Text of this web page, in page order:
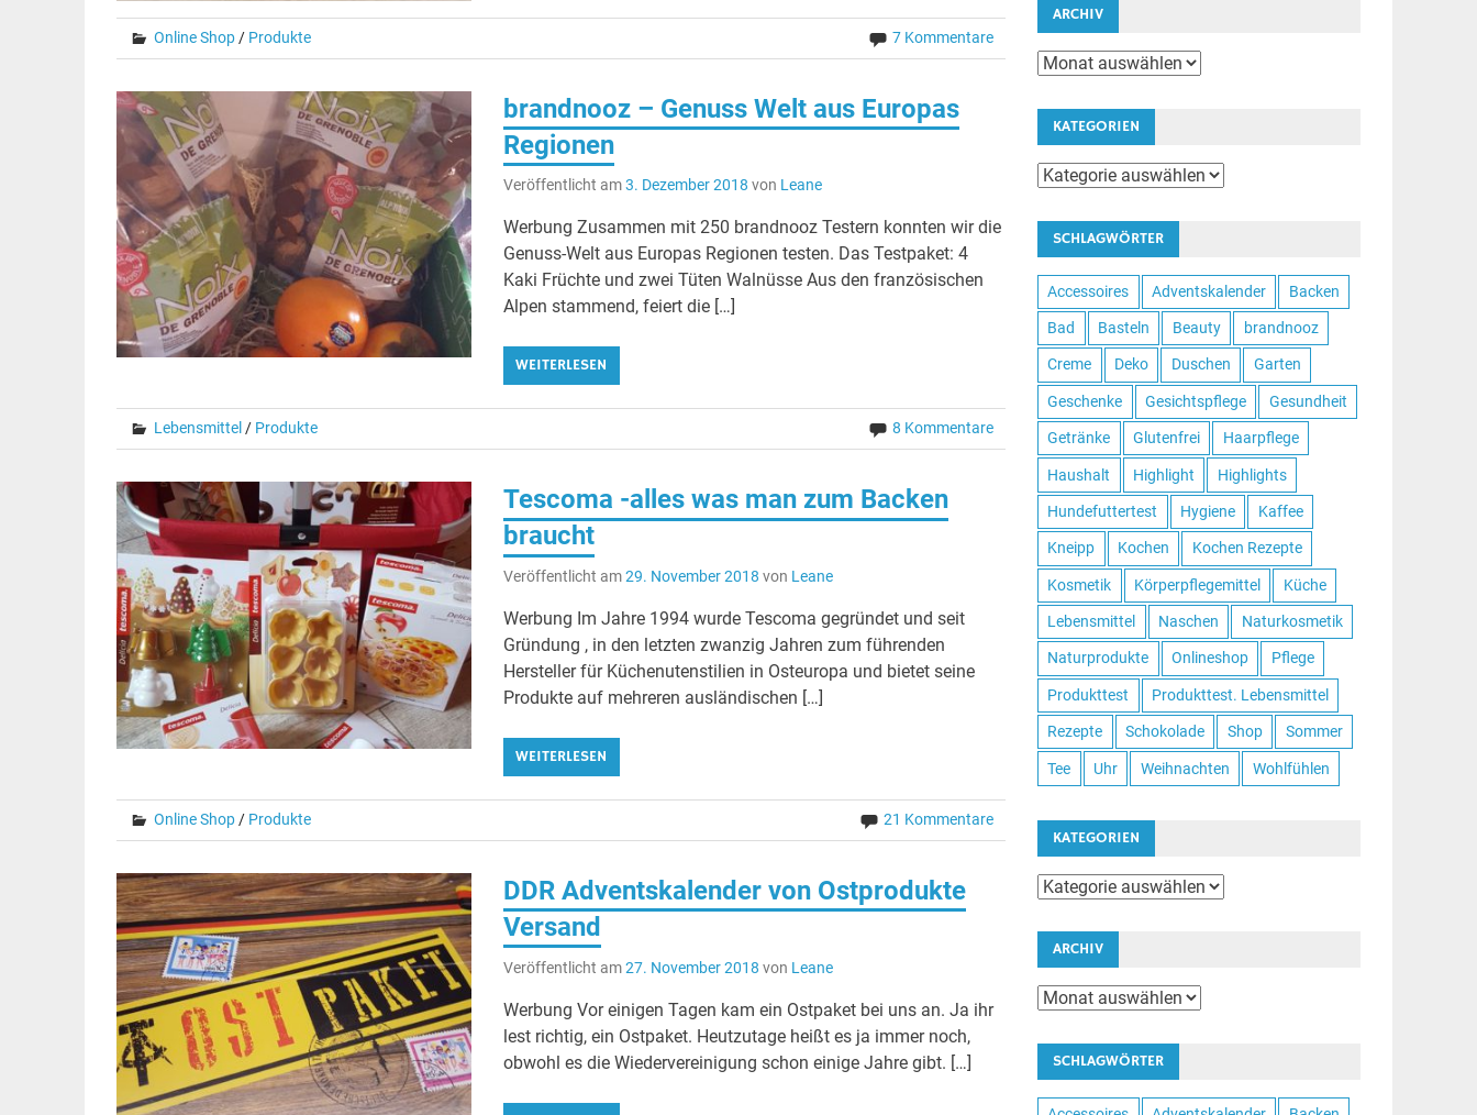
Online Shop/ Produkte 7 Kommentare
brandnooz – Genuss Welt aus Europas
Regionen
Veröffentlicht am3. Dezember 2018 von Leane
Werbung Zusammen mit 250 brandnooz Testern konnten wir die
Genuss-Welt aus Europas Regionen testen. Das Testpaket: 4
Kaki Früchte und zwei Tüten Walnüsse Aus den französischen
Alpen stammend, feiert die […]
WEITERLESEN
Lebensmittel / Produkte 8 Kommentare
Tescoma -alles was man zum Backen
braucht
Veröffentlicht am29. November 2018 von Leane
Werbung Im Jahre 1994 wurde Tescoma gegründet und seit
Gründung , in den letzten zwanzig Jahren zum führenden
Hersteller für Küchenutenstilien in Osteuropa und bietet seine
Produkte auf mehreren ausländischen […]
WEITERLESEN
Online Shop/ Produkte 21 Kommentare
DDR Adventskalender von Ostprodukte
Versand
Veröffentlicht am27. November 2018 von Leane
Werbung Vor einigen Tagen kam ein Ostpaket bei uns an. Ja ihr
lest richtig, ein Ostpaket. Heutzutage heißt es ja immer noch,
obwohl es die Wiedervereinigung schon einige Jahre gibt. […]
ARCHIV
Archiv
KATEGORIEN
Kategorien
SCHLAGWÖRTER
Accessoires Adventskalender Backen
Bad Basteln Beauty brandnooz
Creme Deko Duschen Garten
Geschenke Gesichtspflege Gesundheit
Getränke Glutenfrei Haarpflege
Haushalt Highlight Highlights
Hundefuttertest Hygiene Kaffee
Kneipp Kochen Kochen Rezepte
Kosmetik Körperpflegemittel Küche
Lebensmittel Naschen Naturkosmetik
Naturprodukte Onlineshop Pflege
Produkttest Produkttest. Lebensmittel
Rezepte Schokolade Shop Sommer
Tee Uhr Weihnachten Wohlfühlen
KATEGORIEN
Kategorien
ARCHIV
Archiv
SCHLAGWÖRTER